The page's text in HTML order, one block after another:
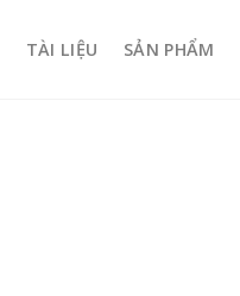
TÀI LIỆU SẢN PHẨM